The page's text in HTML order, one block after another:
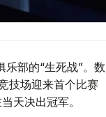
部的“生死战”。数
技场迎来首个比赛
天决出冠军。